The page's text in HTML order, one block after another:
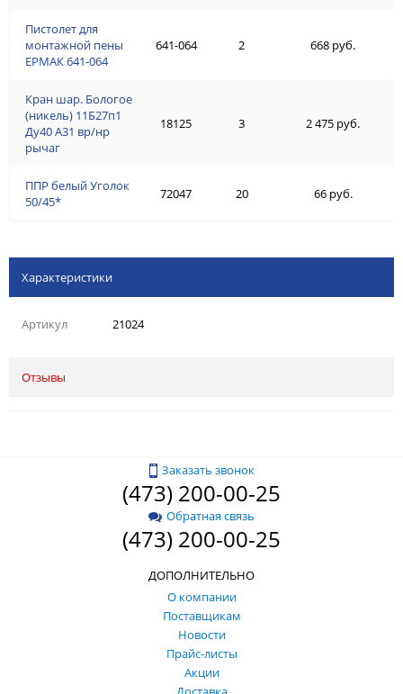
Пистолет для
монтажной пены
ЕРМАК 641-064
Кран шар. Бологое
(никель) 11Б27п1
Ду40 А31 вр/нр
рычаг
ППР белый Уголок
50/45*
641-064 2 668 руб.
18125 3 2 475 руб.
72047 20 66 руб.
Характеристики
Артикул 21024
Отзывы
Заказать звонок
(473) 200-00-25
Обратная связь
(473) 200-00-25
ДОПОЛНИТЕЛЬНО
О компании
Поставщикам
Новости
Прайс-листы
Акции